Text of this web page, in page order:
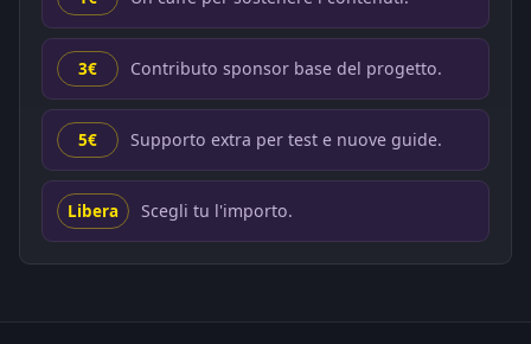
3€ Contributo sponsor base del progetto.
5€ Supporto extra per test e nuove guide.
Libera Scegli tu l'importo.